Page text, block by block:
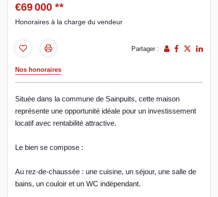
€69 000 **
Honoraires à la charge du vendeur
Partager :
Nos honoraires
Située dans la commune de Sainpuits, cette maison
représente une opportunité idéale pour un investissement
locatif avec rentabilité attractive.
Le bien se compose :
Au rez-de-chaussée : une cuisine, un séjour, une salle de
bains, un couloir et un WC indépendant.